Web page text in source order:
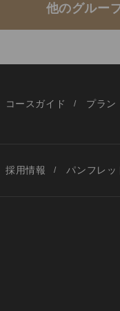
他のグルー
コースガイド プラン
採用情報 パンフレッ